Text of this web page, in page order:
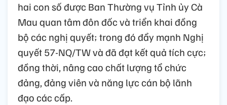
hai con số được Ban Thường vụ Tỉnh ủy Cà
Mau quan tâm đôn đốc và triển khai đồng
bộ các nghị quyết; trong đó đẩy mạnh Nghị
quyết 57-NQ/TW và đã đạt kết quả tích cực;
đồng thời, nâng cao chất lượng tổ chức
đảng, đảng viên và năng lực cán bộ lãnh
đạo các cấp.